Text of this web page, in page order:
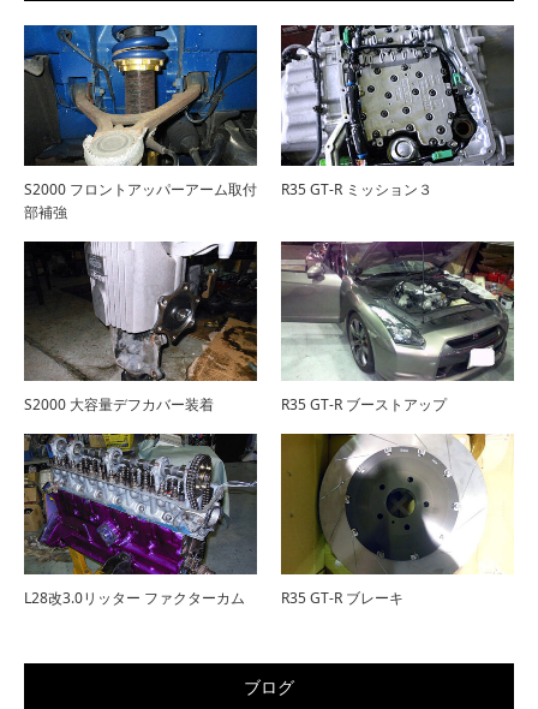
S2000 フロントアッパーアーム取付
部補強
R35 GT-R ミッション３
S2000 大容量デフカバー装着 R35 GT-R ブーストアップ
L28改3.0リッター ファクターカム R35 GT-R ブレーキ
ブログ